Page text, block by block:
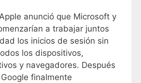
anunció que Microsoft y
a trabajar juntos
los inicios de sesión sin
los dispositivos,
y navegadores. Después
finalmente